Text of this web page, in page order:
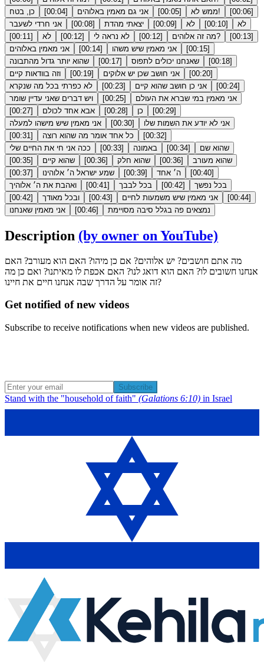
כן, בטח
[00:04] אני גם מאמין באלוהים [00:05] ממש לא! [00:06]
אני חרדי לשעבר
[00:08] יצאתי מהדת [00:09] לא [00:10]
לא
[00:11] לא [00:12] לא נראה לי [00:12] מה זה אלוהים? [00:13]
אני מאמין באלוהים
[00:14] אני מאמין שיש משהו [00:15]
שהוא יותר גדול מהתבונה
[00:17] שאנחנו יכולים לתפוס [00:18]
וזה בוודאות קיים
[00:19] אני חושב שכן יש אלוקים [00:20]
לא כפרתי בכל מה שנקרא
[00:23] אני כן חושב שהוא קיים [00:24]
ויש דברים שאני עדיין שומר
[00:25]
אני מאמין במי שברא את העולם
[00:27] אבא אחד לכולם [00:28] כן [00:29]
אני מאמין שיש מישהו למעלה
[00:30]
אני לא יודע את השמות שלו
[00:31] כל אחד אומר מה שהוא רוצה [00:32]
ככה אני חי את החיים שלי
[00:33] באמונה [00:34]
שהוא שם
[00:35] שהוא קיים [00:36] שהוא חלק [00:36]
שהוא מעורב
[00:37] שמע ישראל ה׳ אלוהינו [00:39] ה׳ אחד [00:40]
ואהבת את ה׳ אלוהיך
[00:41] בכל לבבך [00:42]
בכל נפשך
[00:42] ובכל מאודך [00:43] אני מאמין שיש משמעות לחיים [00:44]
אני מאמין שאנחנו
[00:46] נמצאים פה בגלל סיבה מסויימת
Description (by owner on YouTube)
מה אתם חושבים? יש אלוהים? אם כן מיהו? האם הוא מעורב? האם
אנחנו חשובים לו? האם הוא דואג לנו? האם אכפת לו מאיתנו? ואם כן מה
זה אומר על הדרך שבה אנחנו חיים את חיינו?
Get notified of new videos
Subscribe to receive notifications when new videos are published.
Subscribe
Stand with the "household of faith" (Galations 6:10) in Israel